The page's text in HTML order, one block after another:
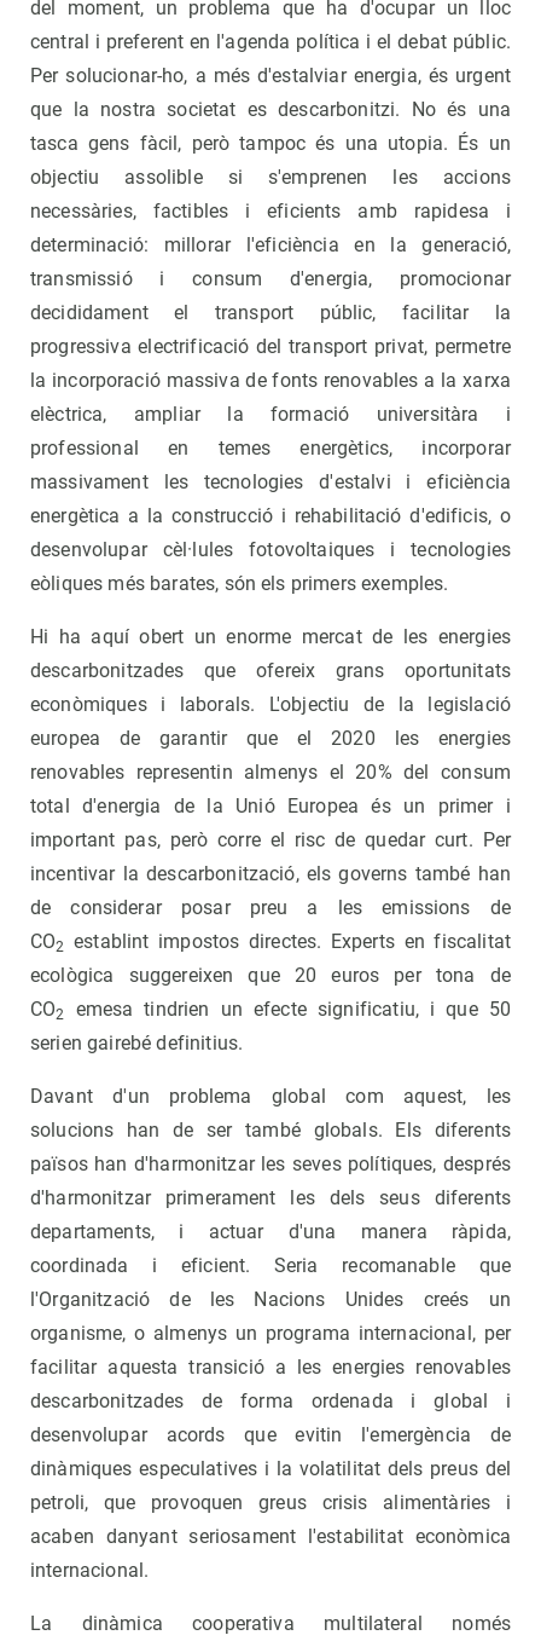
del moment, un problema que ha d'ocupar un lloc
central i preferent en l'agenda política i el debat públic.
Per solucionar-ho, a més d'estalviar energia, és urgent
que la nostra societat es descarbonitzi. No és una
tasca gens fàcil, però tampoc és una utopia. És un
objectiu assolible si s'emprenen les accions
necessàries, factibles i eficients amb rapidesa i
determinació: millorar l'eficiència en la generació,
transmissió i consum d'energia, promocionar
decididament el transport públic, facilitar la
progressiva electrificació del transport privat, permetre
la incorporació massiva de fonts renovables a la xarxa
elèctrica, ampliar la formació universitàra i
professional en temes energètics, incorporar
massivament les tecnologies d'estalvi i eficiència
energètica a la construcció i rehabilitació d'edificis, o
desenvolupar cèl·lules fotovoltaiques i tecnologies
eòliques més barates, són els primers exemples.
Hi ha aquí obert un enorme mercat de les energies
descarbonitzades que ofereix grans oportunitats
econòmiques i laborals. L'objectiu de la legislació
europea de garantir que el 2020 les energies
renovables representin almenys el 20% del consum
total d'energia de la Unió Europea és un primer i
important pas, però corre el risc de quedar curt. Per
incentivar la descarbonització, els governs també han
de considerar posar preu a les emissions de
CO2 establint impostos directes. Experts en fiscalitat
ecològica suggereixen que 20 euros per tona de
CO2
emesa tindrien un efecte significatiu, i que 50
serien gairebé definitius.
Davant d'un problema global com aquest, les
solucions han de ser també globals. Els diferents
països han d'harmonitzar les seves polítiques, després
d'harmonitzar primerament les dels seus diferents
departaments, i actuar d'una manera ràpida,
coordinada i eficient. Seria recomanable que
l'Organització de les Nacions Unides creés un
organisme, o almenys un programa internacional, per
facilitar aquesta transició a les energies renovables
descarbonitzades de forma ordenada i global i
desenvolupar acords que evitin l'emergència de
dinàmiques especulatives i la volatilitat dels preus del
petroli, que provoquen greus crisis alimentàries i
acaben danyant seriosament l'estabilitat econòmica
internacional.
La dinàmica cooperativa multilateral només